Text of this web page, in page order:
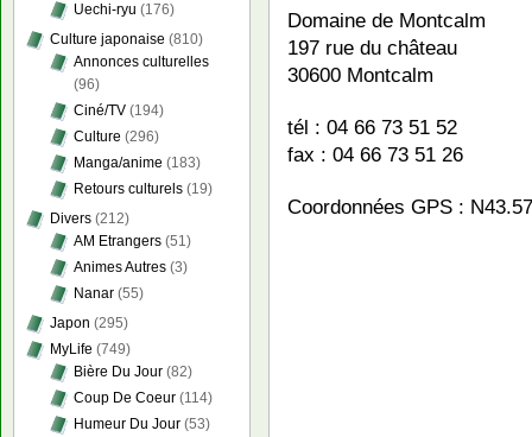
Domaine de Montcalm
197 rue du château
30600 Montcalm
tél : 04 66 73 51 52
fax : 04 66 73 51 26
Coordonnées GPS :
Uechi-ryu (176)
Culture japonaise (810)
Annonces culturelles
(96)
Ciné/TV (194)
Culture (296)
Manga/anime (183)
Retours culturels (19)
Divers (212)
AM Etrangers (51)
Animes Autres (3)
Nanar (55)
Japon (295)
MyLife (749)
Bière Du Jour (82)
Coup De Coeur (114)
Humeur Du Jour (53)